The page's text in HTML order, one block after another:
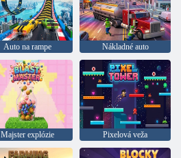
Auto na rampe Nákladné auto
Majster explózie Pixelová veža